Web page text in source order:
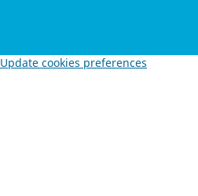
Update cookies preferences